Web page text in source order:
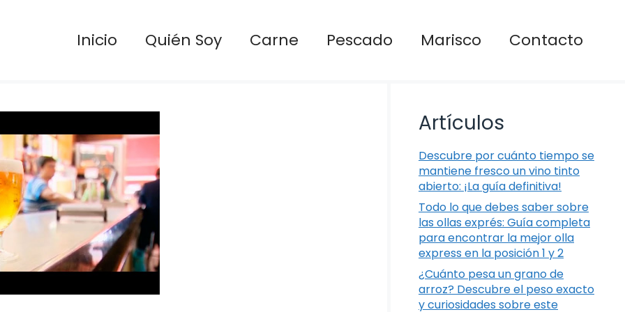
Inicio Quién Soy Carne Pescado Marisco Contacto
Artículos
Descubre por cuánto tiempo se
mantiene fresco un vino tinto
abierto: ¡La guía definitiva!
Todo lo que debes saber sobre
las ollas exprés: Guía completa
para encontrar la mejor olla
express en la posición 1 y 2
¿Cuánto pesa un grano de
arroz? Descubre el peso exacto
y curiosidades sobre este